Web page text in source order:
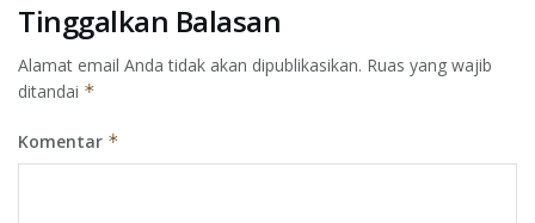
Tinggalkan Balasan
Alamat email Anda tidak akan dipublikasikan. Ruas yang wajib
ditandai *
Komentar *